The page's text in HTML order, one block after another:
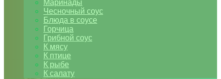
Маринады
Чесночный соус
Блюда в соусе
Горчица
Грибной соус
К мясу
К птице
К рыбе
К салату